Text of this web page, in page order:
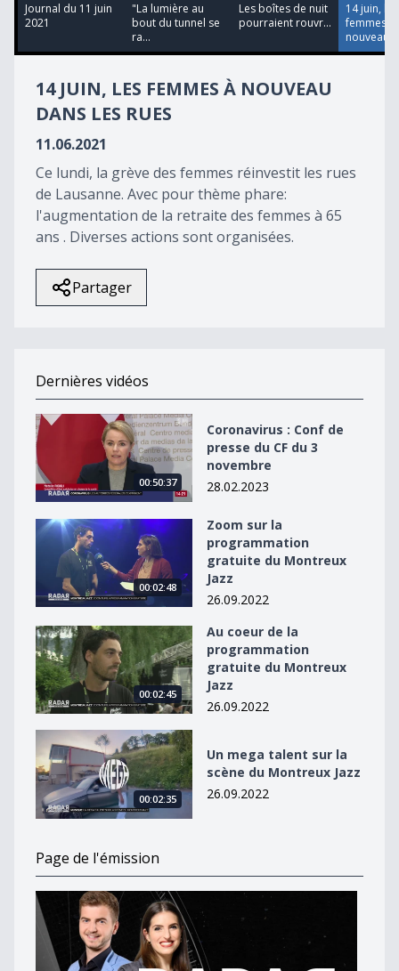
12
minutes,
seconds
Journal du 11 juin
2021
"La lumière au
bout du tunnel se
ra...
Les boîtes de nuit
pourraient rouvr...
14 juin, les
femmes à
nouveau
14 JUIN, LES FEMMES À NOUVEAU
DANS LES RUES
11.06.2021
Ce lundi, la grève des femmes réinvestit les rues
de Lausanne. Avec pour thème phare:
l'augmentation de la retraite des femmes à 65
ans . Diverses actions sont organisées.
Partager
Dernières vidéos
Coronavirus : Conf de presse du CF du 3 novembre
00:50:37
Coronavirus : Conf de
presse du CF du 3
novembre
28.02.2023
Zoom sur la programmation gratuite du Montreux
00:02:48
Zoom sur la
programmation
gratuite du Montreux
Jazz
26.09.2022
Au coeur de la programmation gratuite du Montreux
00:02:45
Au coeur de la
programmation
gratuite du Montreux
Jazz
26.09.2022
Un mega talent sur la scène du Montreux Jazz
00:02:35
Un mega talent sur la
scène du Montreux Jazz
26.09.2022
Page de l'émission